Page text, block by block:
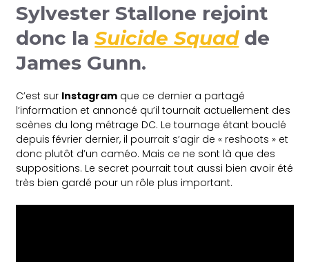
Sylvester Stallone rejoint
donc laSuicide Squadde
James Gunn.
C’est sur Instagram que ce dernier a partagé
l’information et annoncé qu’il tournait actuellement des
scènes du long métrage DC. Le tournage étant bouclé
depuis février dernier, il pourrait s’agir de « reshoots » et
donc plutôt d’un caméo. Mais ce ne sont là que des
suppositions. Le secret pourrait tout aussi bien avoir été
très bien gardé pour un rôle plus important.